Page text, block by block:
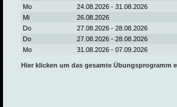
Mo
24.08.2026 - 31.08.2026
Mi
26.08.2026
Do
27.08.2026 - 28.08.2026
Do
27.08.2026 - 28.08.2026
Mo
31.08.2026 - 07.09.2026
Hier klicken um das gesamte Übungsprogramm